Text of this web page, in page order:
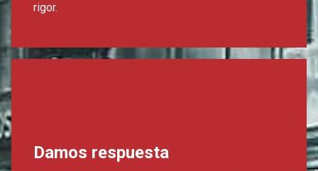
rigor.
Damos respuesta